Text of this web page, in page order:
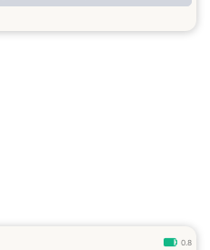
I also play sports, do not
and do not drink alcohol ..
0.8